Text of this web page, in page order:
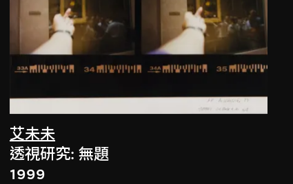
艾未未
透視研究: 無題
1999